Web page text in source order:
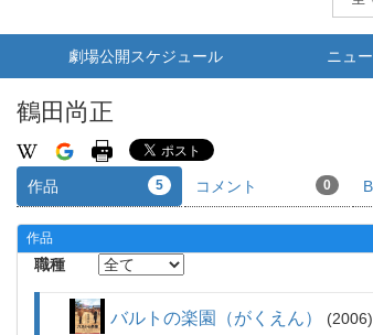
劇場公開スケジュール ニュ
鶴田尚正
作品 5 コメント 0
作品
職種
バルトの楽園（がくえん） 2006